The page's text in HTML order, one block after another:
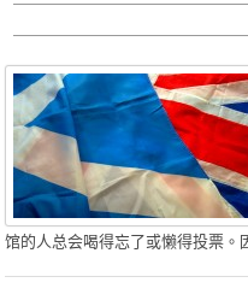
馆的人总会喝得忘了或懒得投票。